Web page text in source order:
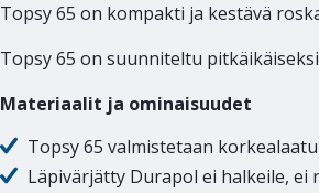
Topsy 65 on kompakti ja kestävä
Topsy 65 on suunniteltu
Materiaalit ja ominaisuudet
Topsy 65 valmistetaan
Läpivärjätty Durapol ei halkeile, ei